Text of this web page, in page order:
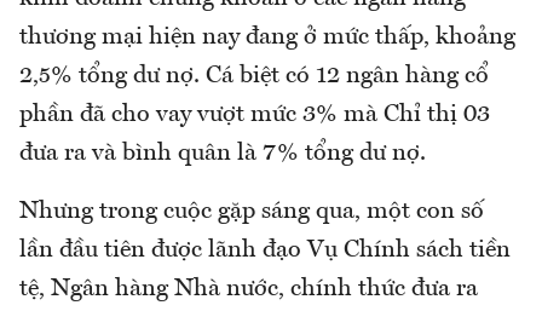
thương mại hiện nay đang ở mức thấp, khoảng
2,5% tổng dư nợ. Cá biệt có 12 ngân hàng cổ
phần đã cho vay vượt mức 3% mà Chỉ thị 03
đưa ra và bình quân là 7% tổng dư nợ.
Nhưng trong cuộc gặp sáng qua, một con số
lần đầu tiên được lãnh đạo Vụ Chính sách tiền
tệ, Ngân hàng Nhà nước, chính thức đưa ra